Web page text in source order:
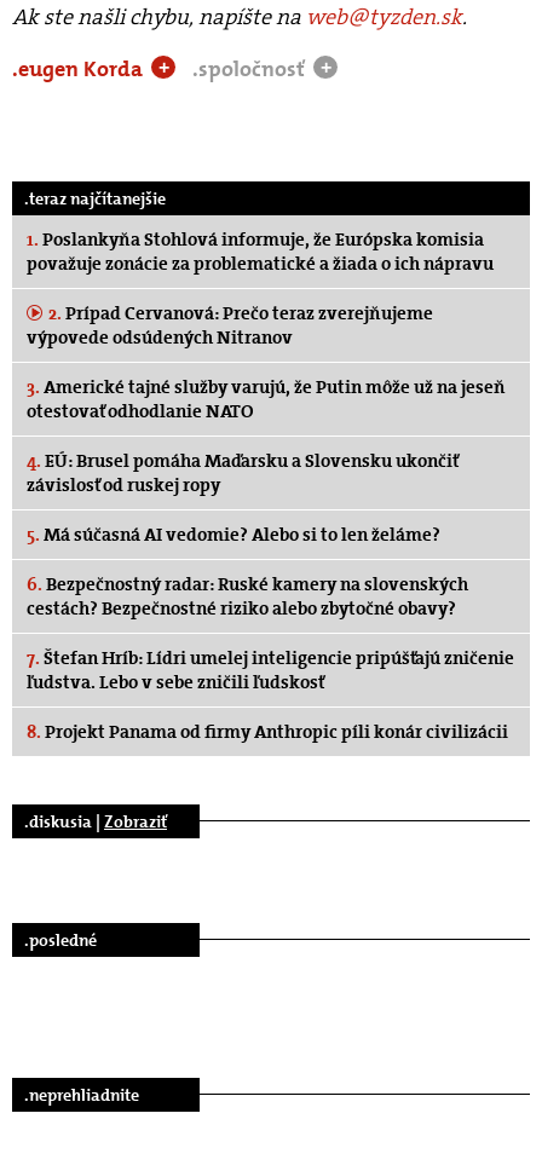
Ak ste našli chybu, napíšte na web@tyzden.sk.
.eugen Korda
+ .spoločnosť +
.teraz najčítanejšie
1. Poslankyňa Stohlová informuje, že Európska komisia
považuje zonácie za problematické a žiada o ich nápravu
2. Prípad Cervanová: Prečo teraz zverejňujeme
výpovede odsúdených Nitranov
3. Americké tajné služby varujú, že Putin môže už na jeseň
otestovať odhodlanie NATO
4. EÚ: Brusel pomáha Maďarsku a Slovensku ukončiť
závislosť od ruskej ropy
5. Má súčasná AI vedomie? Alebo si to len želáme?
6. Bezpečnostný radar: Ruské kamery na slovenských
cestách? Bezpečnostné riziko alebo zbytočné obavy?
7. Štefan Hríb: Lídri umelej inteligencie pripúšťajú zničenie
ľudstva. Lebo v sebe zničili ľudskosť
8. Projekt Panama od firmy Anthropic píli konár civilizácii
.diskusia | Zobraziť
.posledné
.neprehliadnite